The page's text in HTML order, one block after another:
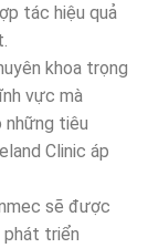
tác hiệu quả
khoa trọng
vực mà
những tiêu
Clinic áp
sẽ được
phát triển